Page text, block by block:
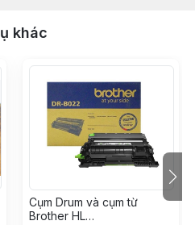
1.000 dấu vân tay +
<1s/1lần chấm công
khác
Cụm Drum và cụm từ
Brother HL